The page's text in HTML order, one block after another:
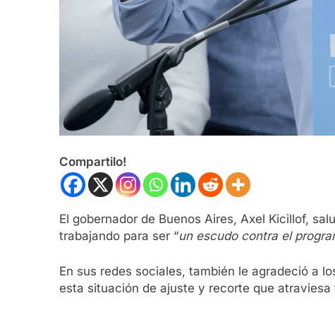
Compartilo!
El gobernador de Buenos Aires, Axel Kicillof,
trabajando para ser “un escudo contra el
En sus redes sociales, también le agradeció a
esta situación de ajuste y recorte que atraviesa